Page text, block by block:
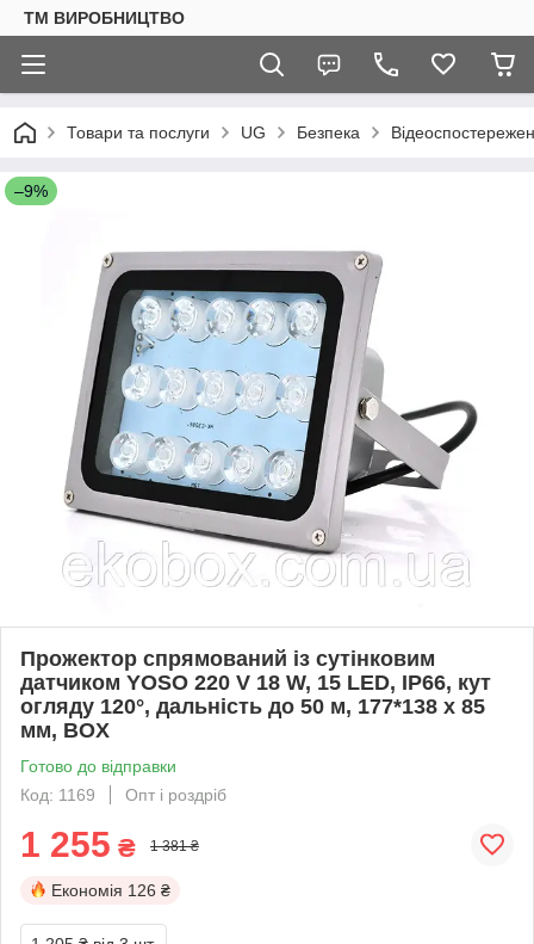
ТМ ВИРОБНИЦТВО
Товари та послуги UG Безпека
–9%
Прожектор спрямований із сутінковим
датчиком YOSO 220 V 18 W, 15 LED, IP66, кут
огляду 120°, дальність до 50 м, 177*138 х 85
мм, BOX
Готово до відправки
Код: 1169
Опт і роздріб
1 255 ₴ 1 381 ₴
Економія 126 ₴